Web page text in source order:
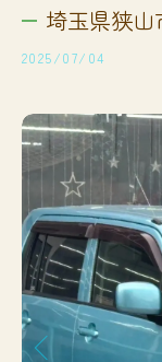
埼玉県狭山
2025/07/04